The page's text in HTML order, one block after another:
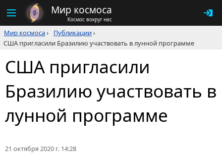
Мир космоса
Космос вокруг нас
Мир космоса› Публикации›
США пригласили Бразилию участвовать в лунной программе
США пригласили
Бразилию участвовать в
лунной программе
21 октября 2020 г. 14:28